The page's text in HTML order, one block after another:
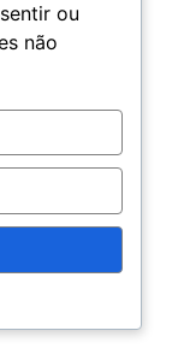
0001-79
ou
não